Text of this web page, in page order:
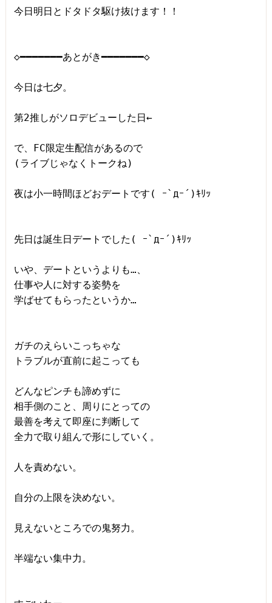
今日明日とドタドタ駆け抜けます！！
◇━━━━━━━あとがき━━━━━━━◇
今日は七夕。
第2推しがソロデビューした日←
で、FC限定生配信があるので
(ライブじゃなくトークね)
夜は小一時間ほどおデートです( ｰ`дｰ´)ｷﾘｯ
先日は誕生日デートでした( ｰ`дｰ´)ｷﾘｯ
いや、デートというよりも…、
仕事や人に対する姿勢を
学ばせてもらったというか…
ガチのえらいこっちゃな
トラブルが直前に起こっても
どんなピンチも諦めずに
相手側のこと、周りにとっての
最善を考えて即座に判断して
全力で取り組んで形にしていく。
人を責めない。
自分の上限を決めない。
見えないところでの鬼努力。
半端ない集中力。